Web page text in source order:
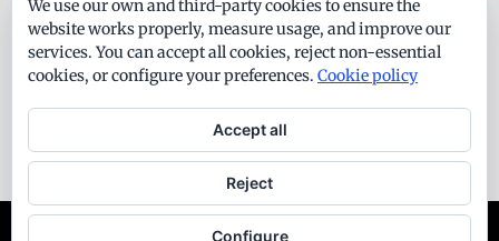
Formem part de:
Ateneu Santfeliuenc - Tots els drets reservats -
We use our own and third-party cookies to ensure the
website works properly, measure usage, and improve our
services. You can accept all cookies, reject non-essential
cookies, or configure your preferences. Cookie policy
Accept all
Reject
Configure